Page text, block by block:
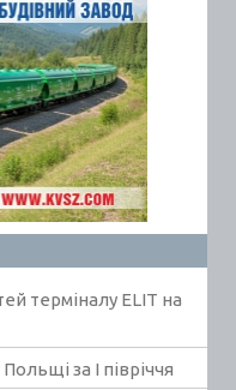
терміналу ELIT на
за І півріччя